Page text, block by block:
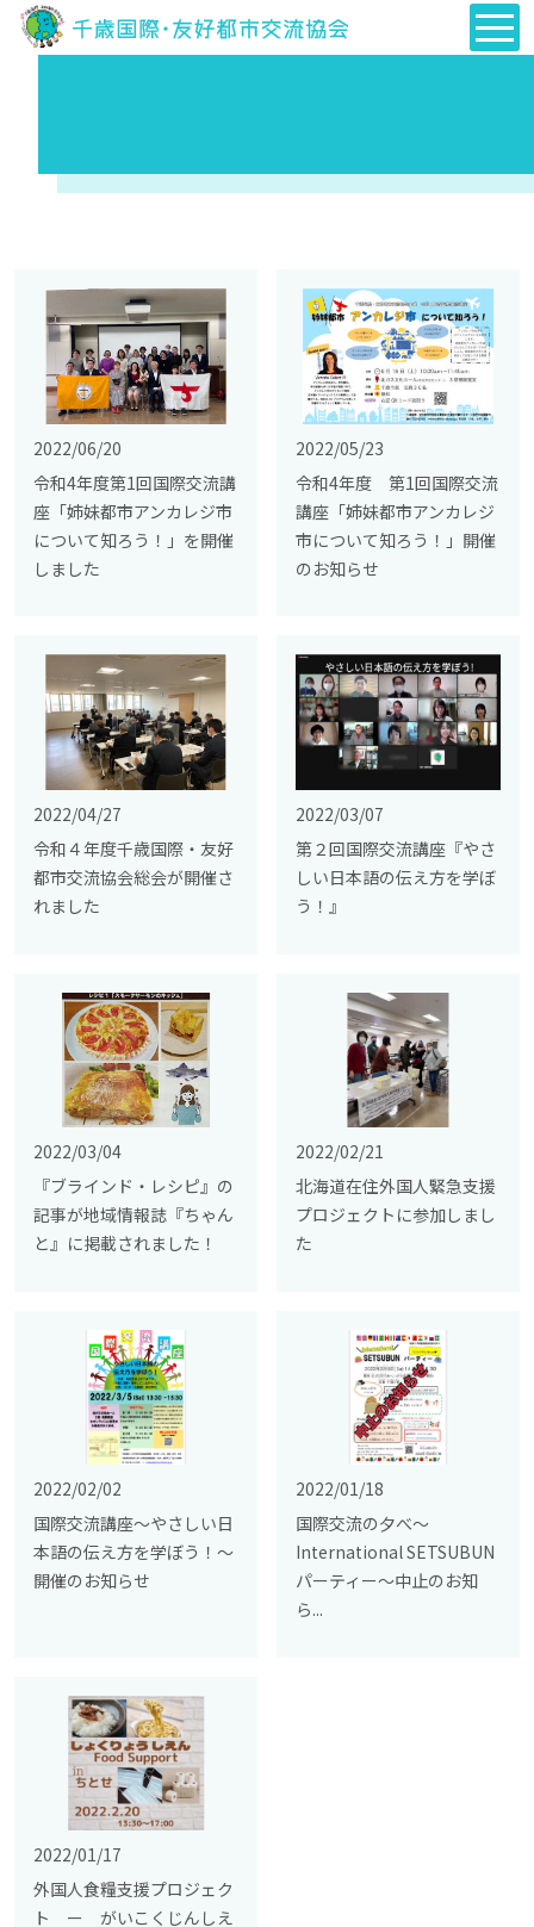
2022/06/20
令和4年度第1回国際交流講
座「姉妹都市アンカレジ市
について知ろう！」を開催
しました
2022/05/23
令和4年度 第1回国際交流
講座「姉妹都市アンカレジ
市について知ろう！」開催
のお知らせ
2022/04/27
令和４年度千歳国際・友好
都市交流協会総会が開催さ
れました
2022/03/07
第２回国際交流講座『やさ
しい日本語の伝え方を学ぼ
う！』
2022/03/04
『ブラインド・レシピ』の
記事が地域情報誌『ちゃん
と』に掲載されました！
2022/02/21
北海道在住外国人緊急支援
プロジェクトに参加しまし
た
2022/02/02
国際交流講座〜やさしい日
本語の伝え方を学ぼう！～
開催のお知らせ
2022/01/18
国際交流の夕べ～
International SETSUBUN
パーティー～中止のお知
ら...
2022/01/17
外国人食糧支援プロジェク
ト ー がいこくじんしえ